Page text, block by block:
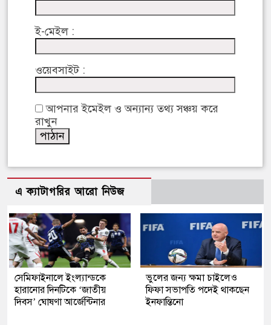
ই-মেইল :
ওয়েবসাইট :
আপনার ইমেইল ও অন্যান্য তথ্য সঞ্চয় করে
রাখুন
এ ক্যাটাগরির আরো নিউজ
সেমিফাইনালে ইংল্যান্ডকে
হারানোর দিনটিকে ‘জাতীয়
দিবস’ ঘোষণা আর্জেন্টিনার
ভুলের জন্য ক্ষমা চাইলেও
ফিফা সভাপতি পদেই থাকছেন
ইনফান্তিনো